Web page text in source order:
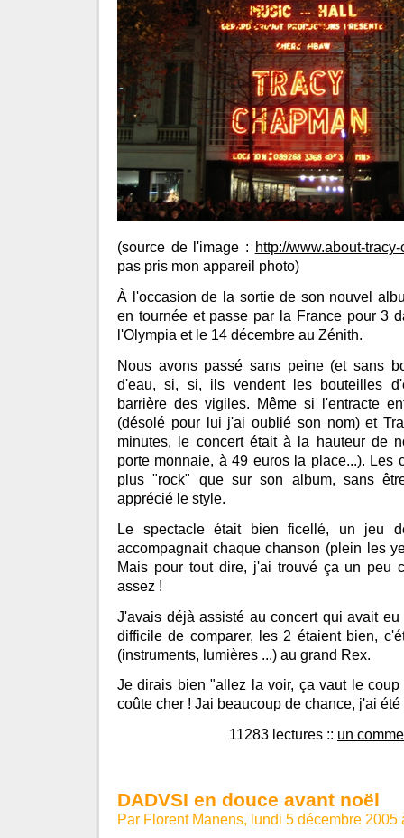
(source de l'image : http://www.about-
pas pris mon appareil photo)
À l'occasion de la sortie de son nouvel
en tournée et passe par la France pour 3
l'Olympia et le 14 décembre au Zénith.
Nous avons passé sans peine (et sans
d'eau, si, si, ils vendent les bouteilles
barrière des vigiles. Même si l'entracte
(désolé pour lui j'ai oublié son nom) et
minutes, le concert était à la hauteur de
porte monnaie, à 49 euros la place...). Les
plus "rock" que sur son album, sans
apprécié le style.
Le spectacle était bien ficellé, un jeu
accompagnait chaque chanson (plein les
Mais pour tout dire, j'ai trouvé ça un peu
assez !
J'avais déjà assisté au concert qui avait
difficile de comparer, les 2 étaient bien,
(instruments, lumières ...) au grand Rex.
Je dirais bien "allez la voir, ça vaut le coup
coûte cher ! Jai beaucoup de chance, j'ai
11283 lectures :: un
DADVSI en douce avant noël
Par Florent Manens, lundi 5 décembre